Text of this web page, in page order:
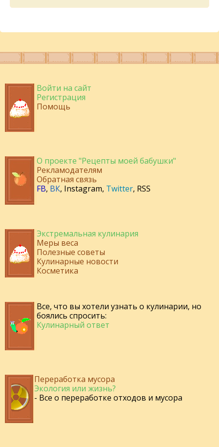
Войти на сайт
Регистрация
Помощь
О проекте "Рецепты моей бабушки"
Рекламодателям
Обратная связь
FB, ВК, Instagram, Twitter, RSS
Экстремальная кулинария
Меры веса
Полезные советы
Кулинарные новости
Косметика
Все, что вы хотели узнать о кулинарии, но
боялись спросить:
Кулинарный ответ
Переработка мусора
Экология или жизнь?
- Все о переработке отходов и мусора